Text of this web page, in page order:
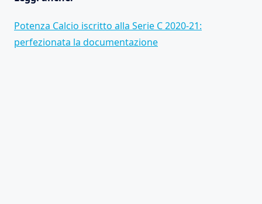
Potenza Calcio iscritto alla Serie C 2020-21:
perfezionata la documentazione